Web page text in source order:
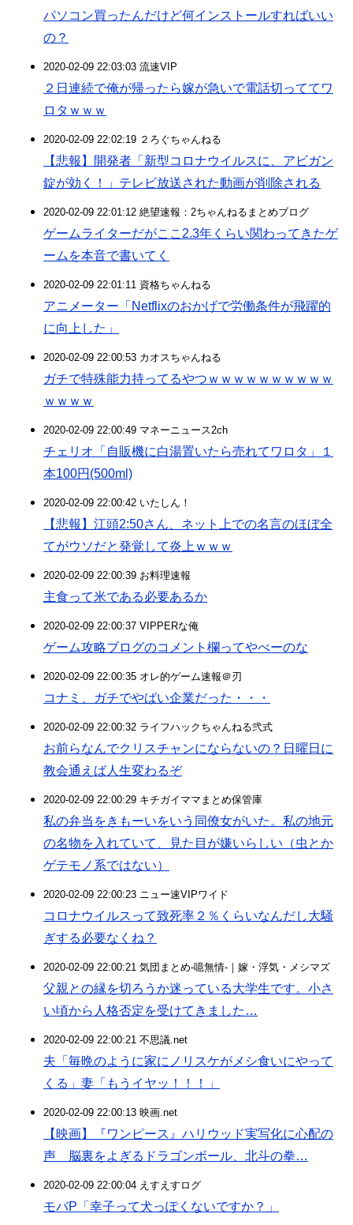
パソコン買ったんだけど何インストールすればいい
の？
2020-02-09 22:03:03 流速VIP
２日連続で俺が帰ったら嫁が急いで電話切っててワ
ロタｗｗｗ
2020-02-09 22:02:19 ２ろぐちゃんねる
【悲報】開発者「新型コロナウイルスに、アビガン
錠が効く！」テレビ放送された動画が削除される
2020-02-09 22:01:12 絶望速報：2ちゃんねるまとめブログ
ゲームライターだがここ2.3年くらい関わってきたゲ
ームを本音で書いてく
2020-02-09 22:01:11 資格ちゃんねる
アニメーター「Netflixのおかげで労働条件が飛躍的
に向上した」
2020-02-09 22:00:53 カオスちゃんねる
ガチで特殊能力持ってるやつｗｗｗｗｗｗｗｗｗｗ
ｗｗｗｗ
2020-02-09 22:00:49 マネーニュース2ch
チェリオ「自販機に白湯置いたら売れてワロタ」１
本100円(500ml)
2020-02-09 22:00:42 いたしん！
【悲報】江頭2:50さん、ネット上での名言のほぼ全
てがウソだと発覚して炎上ｗｗｗ
2020-02-09 22:00:39 お料理速報
主食って米である必要あるか
2020-02-09 22:00:37 VIPPERな俺
ゲーム攻略ブログのコメント欄ってやべーのな
2020-02-09 22:00:35 オレ的ゲーム速報＠刃
コナミ、ガチでやばい企業だった・・・
2020-02-09 22:00:32 ライフハックちゃんねる弐式
お前らなんでクリスチャンにならないの？日曜日に
教会通えば人生変わるぞ
2020-02-09 22:00:29 キチガイママまとめ保管庫
私の弁当をきもーいをいう同僚女がいた。私の地元
の名物を入れていて、見た目が嫌いらしい（虫とか
ゲテモノ系ではない）
2020-02-09 22:00:23 ニュー速VIPワイド
コロナウイルスって致死率２％くらいなんだし大騒
ぎする必要なくね？
2020-02-09 22:00:21 気団まとめ-噫無情-｜嫁・浮気・メシマズ
父親との縁を切ろうか迷っている大学生です。小さ
い頃から人格否定を受けてきました…
2020-02-09 22:00:21 不思議.net
夫「毎晩のように家にノリスケがメシ食いにやって
くる」妻「もうイヤッ！！！」
2020-02-09 22:00:13 映画.net
【映画】『ワンピース』ハリウッド実写化に心配の
声 脳裏をよぎるドラゴンボール、北斗の拳…
2020-02-09 22:00:04 えすえすログ
モバP「幸子って犬っぽくないですか？」